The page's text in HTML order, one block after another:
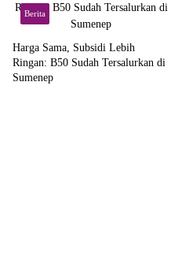
Berita
Harga Sama, Subsidi Lebih
Ringan: B50 Sudah Tersalurkan di
Sumenep